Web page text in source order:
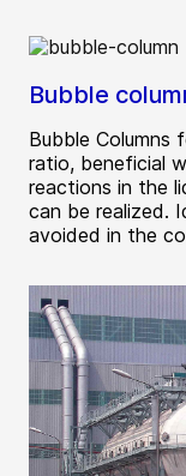
Bubble
Bubble Columns
ratio, beneficial
reactions in the
can be realized.
avoided in the